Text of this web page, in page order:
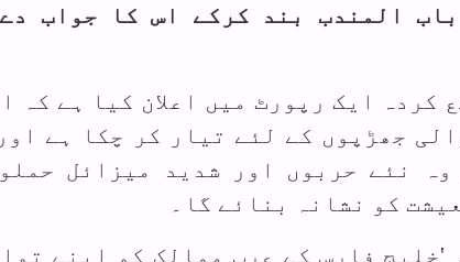
المندب بند کرکے اس کا جواب
کردہ ایک رپورٹ میں اعلان کیا ہے کہ
جھڑپوں کے لئے تیار کر چکا ہے
نئے حربوں اور شدید میزائل
کو نشانہ بنائے گا۔
'خلیج فارس کے عرب ممالک کو اپنے